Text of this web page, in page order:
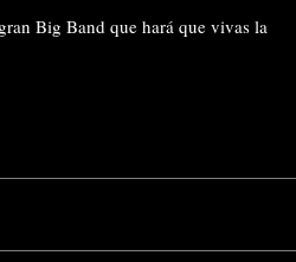
Big Band que hará que vivas la